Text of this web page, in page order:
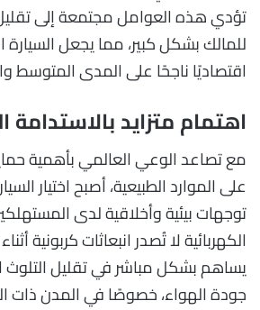
تؤدي هذه العوامل مجتمعة إلى
للمالك بشكل كبير، مما يجعل السيارة
اقتصاديًا ناجحًا على المدى المتوسط
اهتمام متزايد بالاستدامة
مع تصاعد الوعي العالمي بأهمية
على الموارد الطبيعية، أصبح اختيار
توجهات بيئية وأخلاقية لدى
الكهربائية لا تُصدر انبعاثات كربونية
يساهم بشكل مباشر في تقليل
جودة الهواء، خصوصًا في المدن ذات